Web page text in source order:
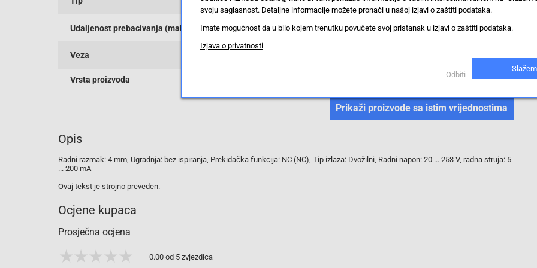
Udaljenost prebacivanja (maks.) 4 mm
Veza
Vrsta proizvoda
Prikaži proizvode sa istim vrijednostima
Opis
Radni razmak: 4 mm, Ugradnja: bez ispiranja, Prekidačka funkcija: NC (NC), Tip izlaza: Dvožilni, Radni napon: 20 ... 253 V, radna struja: 5
... 200 mA
Ovaj tekst je strojno preveden.
Ocjene kupaca
Prosječna ocjena
0.00 od 5 zvjezdica
svoju saglasnost. Detaljne informacije možete pronaći u našoj izjavi o zaštiti podataka.
Imate mogućnost da u bilo kojem trenutku povučete svoj pristanak u izjavi o zaštiti podataka.
Izjava o privatnosti
Odbiti